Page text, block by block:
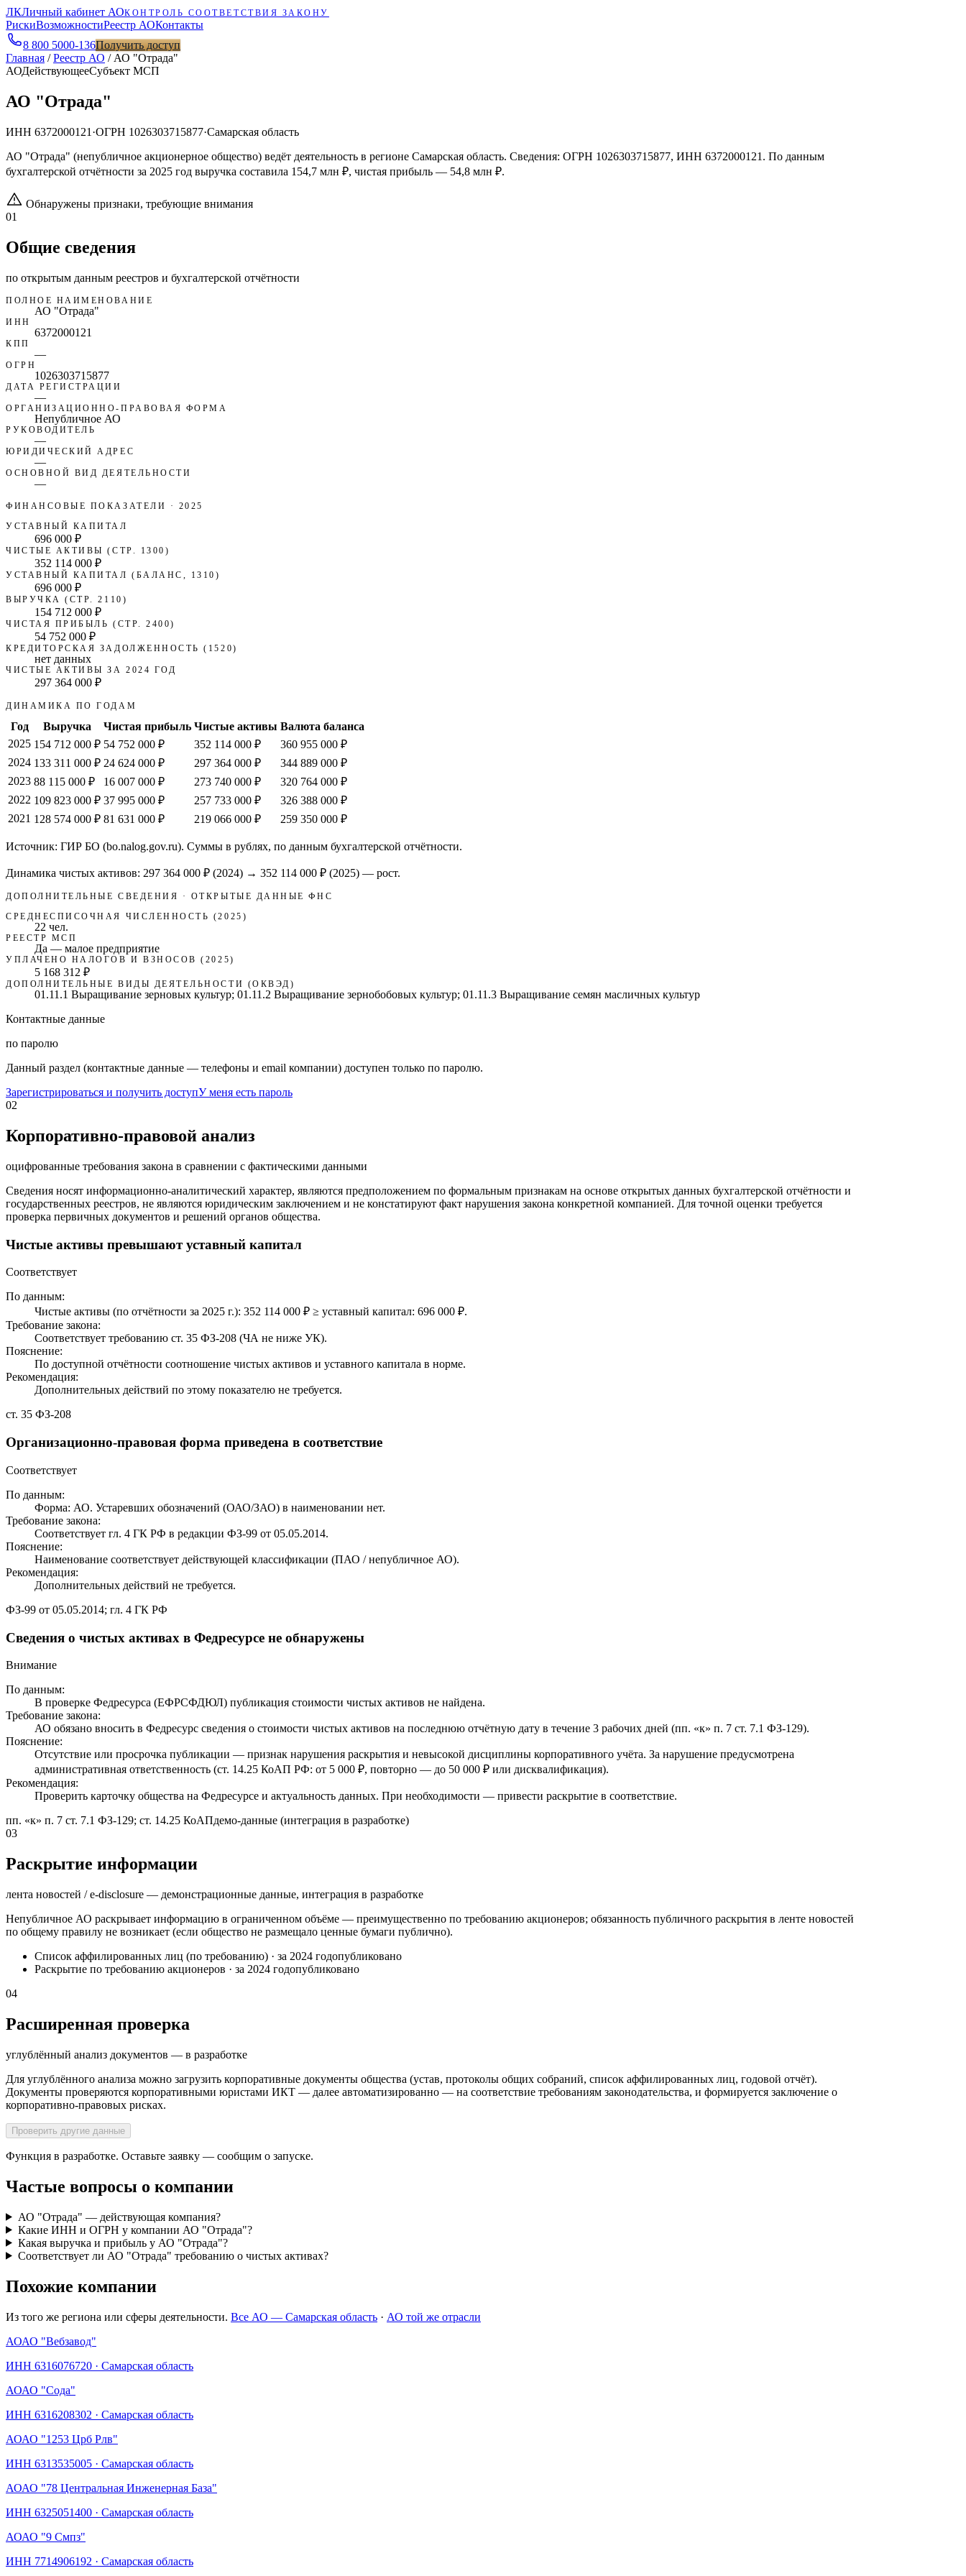
ЛКЛичный кабинет АОКОНТРОЛЬ СООТВЕТСТВИЯ ЗАКОНУ
РискиВозможностиРеестр АОКонтакты
8 800 5000-136Получить доступ
Главная /Реестр АО / АО "Отрада"
АОДействующееСубъект МСП
АО "Отрада"
ИНН 6372000121 ·ОГРН 1026303715877·Самарская область
АО "Отрада" (непубличное акционерное общество) ведёт деятельность в регионе Самарская область. Сведения: ОГРН 1026303715877, ИНН 6372000121. По данным
бухгалтерской отчётности за 2025 год выручка составила 154,7 млн ₽, чистая прибыль — 54,8 млн ₽.
Обнаружены признаки, требующие внимания
01
Общие сведения
по открытым данным реестров и бухгалтерской отчётности
ПОЛНОЕ НАИМЕНОВАНИЕ
АО "Отрада"
ИНН
6372000121
КПП
—
ОГРН
1026303715877
ДАТА РЕГИСТРАЦИИ
—
ОРГАНИЗАЦИОННО-ПРАВОВАЯ ФОРМА
Непубличное АО
РУКОВОДИТЕЛЬ
—
ЮРИДИЧЕСКИЙ АДРЕС
—
ОСНОВНОЙ ВИД ДЕЯТЕЛЬНОСТИ
—
ФИНАНСОВЫЕ ПОКАЗАТЕЛИ · 2025
УСТАВНЫЙ КАПИТАЛ
696 000 ₽
ЧИСТЫЕ АКТИВЫ (СТР. 1300)
352 114 000 ₽
УСТАВНЫЙ КАПИТАЛ (БАЛАНС, 1310)
696 000 ₽
ВЫРУЧКА (СТР. 2110)
154 712 000 ₽
ЧИСТАЯ ПРИБЫЛЬ (СТР. 2400)
54 752 000 ₽
КРЕДИТОРСКАЯ ЗАДОЛЖЕННОСТЬ (1520)
нет данных
ЧИСТЫЕ АКТИВЫ ЗА 2024 ГОД
297 364 000 ₽
ДИНАМИКА ПО ГОДАМ
Год Выручка Чистая прибыль Чистые активы Валюта баланса
2025 154 712 000 ₽ 54 752 000 ₽ 352 114 000 ₽
360 955 000 ₽
2024 133 311 000 ₽ 24 624 000 ₽ 297 364 000 ₽
344 889 000 ₽
2023 88 115 000 ₽ 16 007 000 ₽ 273 740 000 ₽
320 764 000 ₽
2022 109 823 000 ₽ 37 995 000 ₽ 257 733 000 ₽
326 388 000 ₽
2021 128 574 000 ₽ 81 631 000 ₽ 219 066 000 ₽ 259 350 000 ₽
Источник: ГИР БО (bo.nalog.gov.ru). Суммы в рублях, по данным бухгалтерской отчётности.
Динамика чистых активов: 297 364 000 ₽ (2024) → 352 114 000 ₽ (2025) — рост.
ДОПОЛНИТЕЛЬНЫЕ СВЕДЕНИЯ · ОТКРЫТЫЕ ДАННЫЕ ФНС
СРЕДНЕСПИСОЧНАЯ ЧИСЛЕННОСТЬ (2025)
22 чел.
РЕЕСТР МСП
Да — малое предприятие
УПЛАЧЕНО НАЛОГОВ И ВЗНОСОВ (2025)
5 168 312 ₽
ДОПОЛНИТЕЛЬНЫЕ ВИДЫ ДЕЯТЕЛЬНОСТИ (ОКВЭД)
01.11.1 Выращивание зерновых культур; 01.11.2 Выращивание зернобобовых культур; 01.11.3 Выращивание семян масличных культур
Контактные данные
по паролю
Данный раздел (контактные данные — телефоны и email компании) доступен только по паролю.
Зарегистрироваться и получить доступУ меня есть пароль
02
Корпоративно-правовой анализ
оцифрованные требования закона в сравнении с фактическими данными
Сведения носят информационно-аналитический характер, являются предположением по формальным признакам на основе открытых данных бухгалтерской отчётности и
государственных реестров, не являются юридическим заключением и не констатируют факт нарушения закона конкретной компанией. Для точной оценки требуется
проверка первичных документов и решений органов общества.
Чистые активы превышают уставный капитал
Соответствует
По данным:
Чистые активы (по отчётности за 2025 г.): 352 114 000 ₽ ≥ уставный капитал: 696 000 ₽.
Требование закона:
Соответствует требованию ст. 35 ФЗ-208 (ЧА не ниже УК).
Пояснение:
По доступной отчётности соотношение чистых активов и уставного капитала в норме.
Рекомендация:
Дополнительных действий по этому показателю не требуется.
ст. 35 ФЗ-208
Организационно-правовая форма приведена в соответствие
Соответствует
По данным:
Форма: АО. Устаревших обозначений (ОАО/ЗАО) в наименовании нет.
Требование закона:
Соответствует гл. 4 ГК РФ в редакции ФЗ-99 от 05.05.2014.
Пояснение:
Наименование соответствует действующей классификации (ПАО / непубличное АО).
Рекомендация:
Дополнительных действий не требуется.
ФЗ-99 от 05.05.2014; гл. 4 ГК РФ
Сведения о чистых активах в Федресурсе не обнаружены
Внимание
По данным:
В проверке Федресурса (ЕФРСФДЮЛ) публикация стоимости чистых активов не найдена.
Требование закона:
АО обязано вносить в Федресурс сведения о стоимости чистых активов на последнюю отчётную дату в течение 3 рабочих дней (пп. «к» п. 7 ст. 7.1 ФЗ-129).
Пояснение:
Отсутствие или просрочка публикации — признак нарушения раскрытия и невысокой дисциплины корпоративного учёта. За нарушение предусмотрена
административная ответственность (ст. 14.25 КоАП РФ: от 5 000 ₽, повторно — до 50 000 ₽ или дисквалификация).
Рекомендация:
Проверить карточку общества на Федресурсе и актуальность данных. При необходимости — привести раскрытие в соответствие.
пп. «к» п. 7 ст. 7.1 ФЗ-129; ст. 14.25 КоАПдемо-данные (интеграция в разработке)
03
Раскрытие информации
лента новостей / e-disclosure — демонстрационные данные, интеграция в разработке
Непубличное АО раскрывает информацию в ограниченном объёме — преимущественно по требованию акционеров; обязанность публичного раскрытия в ленте новостей
по общему правилу не возникает (если общество не размещало ценные бумаги публично).
Список аффилированных лиц (по требованию) · за 2024 годопубликовано
Раскрытие по требованию акционеров · за 2024 годопубликовано
04
Расширенная проверка
углублённый анализ документов — в разработке
Для углублённого анализа можно загрузить корпоративные документы общества (устав, протоколы общих собраний, список аффилированных лиц, годовой отчёт).
Документы проверяются корпоративными юристами ИКТ — далее автоматизированно — на соответствие требованиям законодательства, и формируется заключение о
корпоративно-правовых рисках.
Проверить другие данные
Функция в разработке. Оставьте заявку — сообщим о запуске.
Частые вопросы о компании
АО "Отрада" — действующая компания?
Какие ИНН и ОГРН у компании АО "Отрада"?
Какая выручка и прибыль у АО "Отрада"?
Соответствует ли АО "Отрада" требованию о чистых активах?
Похожие компании
Из того же региона или сферы деятельности. Все АО — Самарская область · АО той же отрасли
АОАО "Вебзавод"
ИНН 6316076720 · Самарская область
АОАО "Сода"
ИНН 6316208302 · Самарская область
АОАО "1253 Црб Рлв"
ИНН 6313535005 · Самарская область
АОАО "78 Центральная Инженерная База"
ИНН 6325051400 · Самарская область
АОАО "9 Смпз"
ИНН 7714906192 · Самарская область